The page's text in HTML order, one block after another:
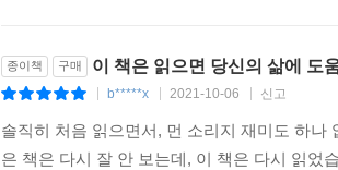
종이책 구매 이 책은 읽으면 당신의 삶에 도
| b*****x 2021-10-06 | 신고
솔직히 처음 읽으면서, 먼 소리지 재미도 하